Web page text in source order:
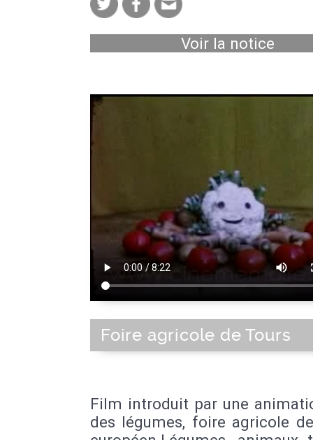
Voir la notice
Foire agricole de Tours
Film introduit par une
des légumes, foire agricole